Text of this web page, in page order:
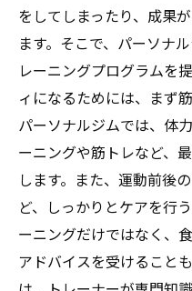
をしてしまったり、成果
ます。そこで、パーソナ
レーニングプログラムを
ィになるためには、まず
パーソナルジムでは、体
ーニングや筋トレなど、
します。また、運動前後
ど、しっかりとケアを行
ーニングだけではなく、
アドバイスを受けること